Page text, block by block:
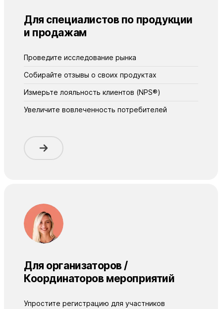
Для специалистов по продукции
и продажам
Проведите исследование рынка
Собирайте отзывы о своих продуктах
Измерьте лояльность клиентов (NPS®)
Увеличитe вовлеченность потребителей
Для организаторов /
Координаторов мероприятий
Упроститe регистрацию для участников